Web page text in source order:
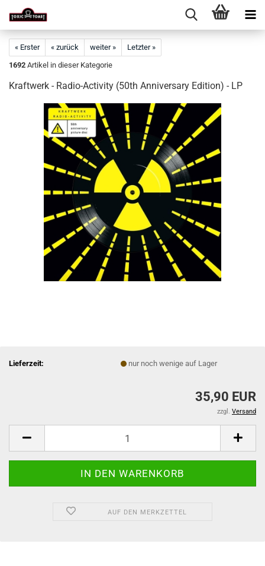
« Erster « zurück weiter »
Letzter »
1692 Artikel in dieser Kategorie
Kraftwerk - Radio-Activity (50th Anniversary Edition) - LP
Lieferzeit: nur noch wenige auf Lager
35,90 EUR
zzgl. Versand
AUF DEN MERKZETTEL